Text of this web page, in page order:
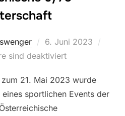
Veröffentlicht
am
6. Juni 2023
sind deaktiviert
21. Mai 2023 wurde
sportlichen Events der